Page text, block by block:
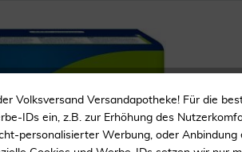
Volksversand Versandapotheke! Für die
IDs ein, z.B. zur Erhöhung des
personalisierter Werbung, oder